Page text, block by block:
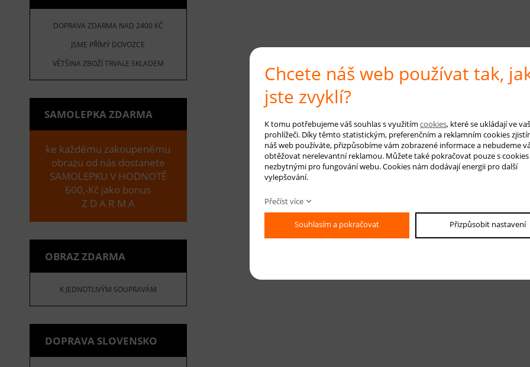
DOPRAVA ZDARMA NAD 2400 KČ
JSME PŘÍMÝ DOVOZCE
VĚTŠINA ZBOŽÍ TRVALE SKLADEM
SAMOLEPKA ZDARMA
ke každému zakoupenému
obrazu od nás dostanete
SAMOLEPKU V HODNOTĚ
600,-Kč jako bonus
Z D A R M A
OBRAZ ZDARMA
K JEDNOTLIVÝM SOUPRAVÁM
DOPRAVA SLOVENSKO
Chcete náš web používat tak,
jste zvyklí?
K tomu potřebujeme váš souhlas s využitím cookies, které se ukládají ve
prohlížeči. Díky těmto statistickým, preferenčním a reklamním cookies
náš web používáte, přizpůsobíme vám zobrazené informace a nebudeme
obtěžovat nerelevantní reklamou. Můžete také pokračovat pouze s cookies
nezbytnými pro fungování webu. Cookies nám dodávají energii pro další
vylepšování.
Přečíst více
Souhlasím a pokračovat Přizpůsobit nastavení